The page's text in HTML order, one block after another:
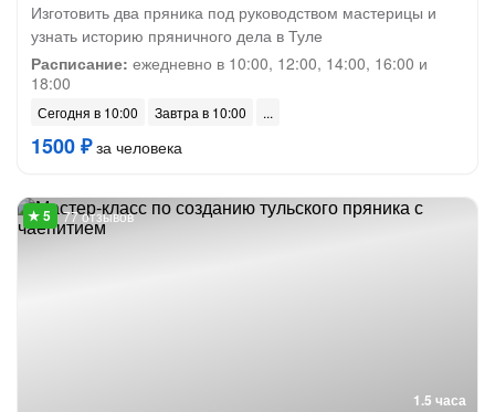
Изготовить два пряника под руководством мастерицы и
узнать историю пряничного дела в Туле
Расписание: ежедневно в 10:00, 12:00, 14:00, 16:00 и
18:00
Сегодня в 10:00 Завтра в 10:00
1500 ₽за человека
1.5 часа
77 отзывов